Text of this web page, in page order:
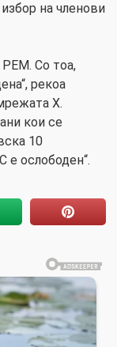
на членови
РЕМ. Со тоа,
рекоа
Х.
кои се
10
е ослободен“.